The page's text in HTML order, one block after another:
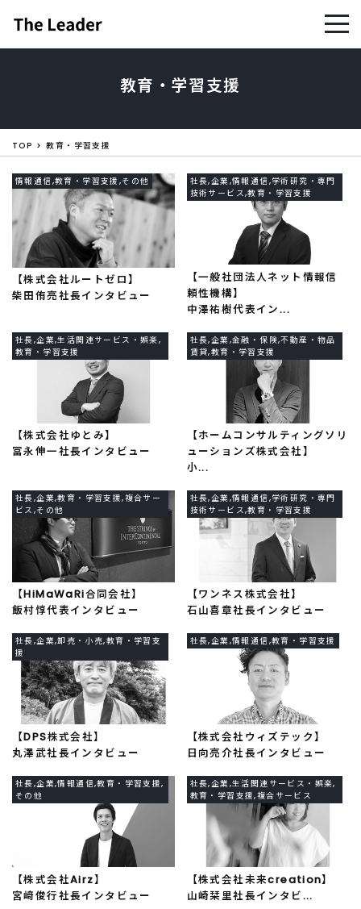
教育・学習支援
TOP 教育・学習支援
情報通信,教育・学習支援,その他
【株式会社ルートゼロ】
柴田侑亮社長インタビュー
社長,企業,情報通信,学術研究・専門
技術サービス,教育・学習支援
【一般社団法人ネット情報信
頼性機構】
中澤祐樹代表イン...
社長,企業,生活関連サービス・娯楽,
教育・学習支援
【株式会社ゆとみ】
冨永伸一社長インタビュー
社長,企業,金融・保険,不動産・物品
賃貸,教育・学習支援
【ホームコンサルティングソリ
ューションズ株式会社】
小...
社長,企業,教育・学習支援,複合サー
ビス,その他
【HiMaWaRi合同会社】
飯村惇代表インタビュー
社長,企業,情報通信,学術研究・専門
技術サービス,教育・学習支援
【ワンネス株式会社】
石山喜章社長インタビュー
社長,企業,卸売・小売,教育・学習支
援
【DPS株式会社】
丸澤武社長インタビュー
社長,企業,情報通信,教育・学習支援
【株式会社ウィズテック】
日向亮介社長インタビュー
社長,企業,情報通信,教育・学習支援,
その他
【株式会社Airz】
宮﨑俊行社長インタビュー
社長,企業,生活関連サービス・娯楽,
教育・学習支援,複合サービス
【株式会社未来creation】
山崎栞里社長インタビ...